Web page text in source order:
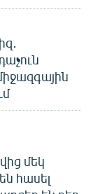
մեկ
հասել